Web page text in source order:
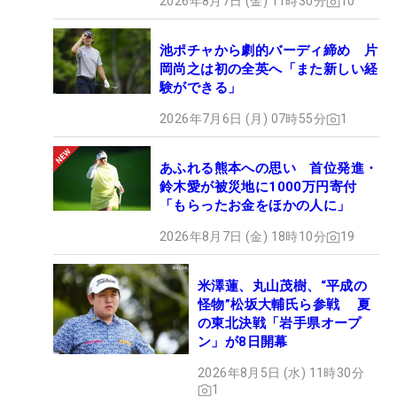
て伸びしろしかない。本人が持ち帰れないほどの宿
題も見つかったと思うので、一つひとつがステッ
プ・バイ・ステップ。どこを目指してやるか。プロ
の姿勢を目の当たりにして感じるものがあると思う
ので、期待したいですね」と今後の成長に期待を寄
せる。
「進藤さんのジュニア大会で優勝できて、このよう
な機会をいただいたことはすごく良かったです。今
週もとてもお世話になりました。プロになってまた
進藤さんに担いでもらいたいです」。感謝の言葉と
ともに、さらなる成長を誓った19歳。将来の“予
約”をして、初めての舞台を後にした。（文・小高
池ポチャから劇的バーディ締め 片
岡尚之は初の全英へ「また新しい経
験ができる」
2026年7月6日 (月) 07時55分 1
あふれる熊本への思い 首位発進・
鈴木愛が被災地に1000万円寄付
「もらったお金をほかの人に」
2026年8月7日 (金) 18時10分 19
米澤蓮、丸山茂樹、“平成の
怪物”松坂大輔氏ら参戦 夏
の東北決戦「岩手県オープ
ン」が8日開幕
2026年8月5日 (水) 11時30分
1